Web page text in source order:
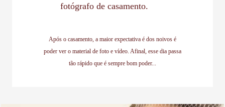
fotógrafo de casamento.
Após o casamento, a maior expectativa é dos noivos é
poder ver o material de foto e vídeo. Afinal, esse dia passa
tão rápido que é sempre bom poder...